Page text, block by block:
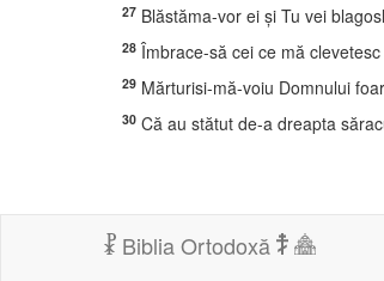
27 Blăstăma-vor ei şi Tu vei
28 Îmbrace-să cei ce mă
29 Mărturisi-mă-voiu Domnului
30 Că au stătut de-a dreapta
Biblia Ortodoxă